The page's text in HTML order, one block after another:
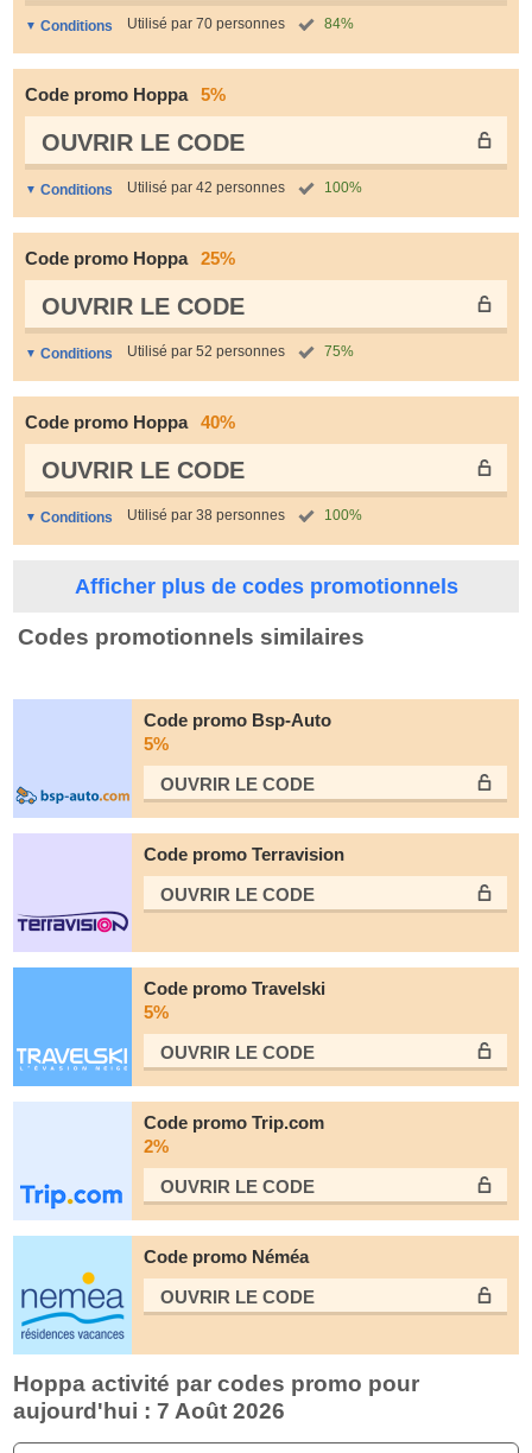
Conditions Utilisé par 70 personnes 84%
Code promo Hoppa 5%
OUVRIR LE СODE
Conditions Utilisé par 42 personnes 100%
Code promo Hoppa 25%
OUVRIR LE СODE
Conditions Utilisé par 52 personnes 75%
Code promo Hoppa 40%
OUVRIR LE СODE
Conditions Utilisé par 38 personnes 100%
Afficher plus de codes promotionnels
Codes promotionnels similaires
Code promo Bsp-Auto
5%
OUVRIR LE СODE
Code promo Terravision
OUVRIR LE СODE
Code promo Travelski
5%
OUVRIR LE СODE
Code promo Trip.com
2%
OUVRIR LE СODE
Code promo Néméa
OUVRIR LE СODE
Hoppa activité par codes promo pour
aujourd'hui : 7 Août 2026